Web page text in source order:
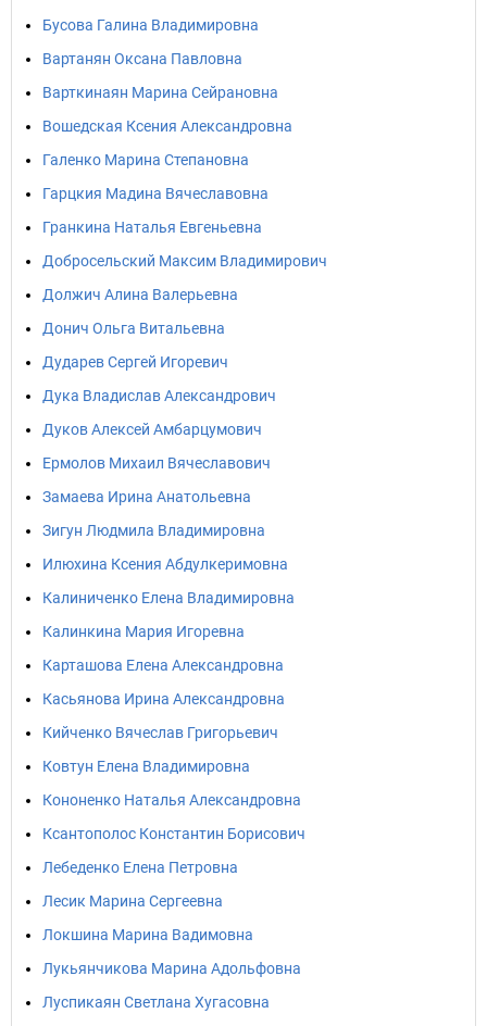
Бусова Галина Владимировна
Вартанян Оксана Павловна
Варткинаян Марина Сейрановна
Вошедская Ксения Александровна
Галенко Марина Степановна
Гарцкия Мадина Вячеславовна
Гранкина Наталья Евгеньевна
Добросельский Максим Владимирович
Должич Алина Валерьевна
Донич Ольга Витальевна
Дударев Сергей Игоревич
Дука Владислав Александрович
Дуков Алексей Амбарцумович
Ермолов Михаил Вячеславович
Замаева Ирина Анатольевна
Зигун Людмила Владимировна
Илюхина Ксения Абдулкеримовна
Калиниченко Елена Владимировна
Калинкина Мария Игоревна
Карташова Елена Александровна
Касьянова Ирина Александровна
Кийченко Вячеслав Григорьевич
Ковтун Елена Владимировна
Кононенко Наталья Александровна
Ксантополос Константин Борисович
Лебеденко Елена Петровна
Лесик Марина Сергеевна
Локшина Марина Вадимовна
Лукьянчикова Марина Адольфовна
Луспикаян Светлана Хугасовна